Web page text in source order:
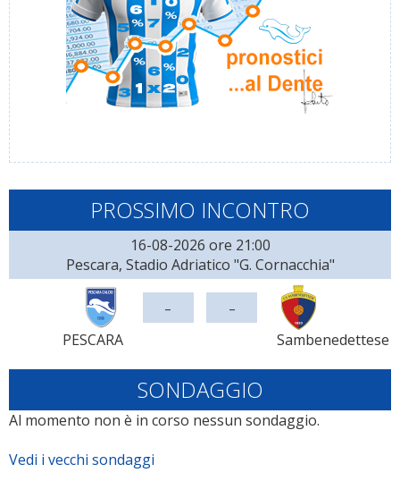
PROSSIMO INCONTRO
16-08-2026 ore 21:00
Pescara, Stadio Adriatico "G. Cornacchia"
PESCARA
- -
Sambenedettese
SONDAGGIO
Al momento non è in corso nessun sondaggio.
Vedi i vecchi sondaggi